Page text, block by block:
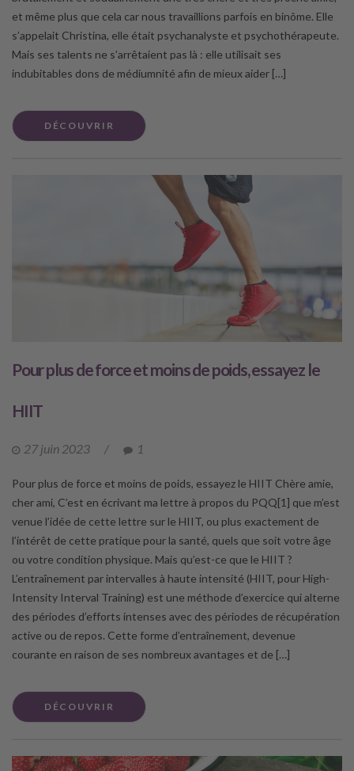
et même plus que cela car nous travaillions parfois en binôme. Elle
s’appelait Christina, elle était psychanalyste et psychothérapeute.
Mais ses talents ne s’arrêtaient pas là : elle utilisait ses
indubitables dons de médiumnité afin de mieux aider […]
DÉCOUVRIR
Pour plus de force et moins de poids, essayez le
HIIT
27 juin 2023 / 1
Pour plus de force et moins de poids, essayez le HIIT Chère amie,
cher ami, C’est en écrivant ma lettre à propos du PQQ[1] que m’est
venue l’idée de cette lettre sur le HIIT, ou plus exactement de
l’intérêt de cette pratique pour la santé, quels que soit votre âge
ou votre condition physique. Mais qu’est-ce que le HIIT ?
L’entraînement par intervalles à haute intensité (HIIT, pour High-
Intensity Interval Training) est une méthode d’exercice qui alterne
des périodes d’efforts intenses avec des périodes de récupération
active ou de repos. Cette forme d’entraînement, devenue
courante en raison de ses nombreux avantages et de […]
DÉCOUVRIR